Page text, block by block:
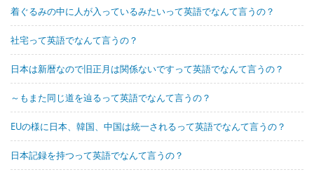
着ぐるみの中に人が入っているみたいって英語でなんて言うの？
社宅って英語でなんて言うの？
日本は新暦なので旧正月は関係ないですって英語でなんて言うの？
～もまた同じ道を辿るって英語でなんて言うの？
EUの様に日本、韓国、中国は統一されるって英語でなんて言うの？
日本記録を持つって英語でなんて言うの？